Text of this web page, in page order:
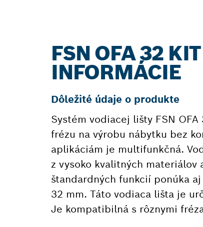
FSN OFA 32
INFORMÁCIE
Dôležité údaje o produkte
Systém vodiacej lišty FSN
frézu na výrobu nábytku bez
aplikáciám je multifunkčná.
z vysoko kvalitných materiálov
štandardných funkcií ponúka
32 mm. Táto vodiaca lišta je
Je kompatibilná s rôznymi